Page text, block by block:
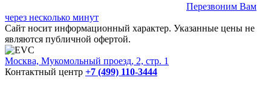
Перезвоним Вам
через несколько минут
Сайт носит информационный характер. Указанные цены не
являются публичной офертой.
Москва, Мукомольный проезд, 2, стр. 1
Контактный центр +7 (499) 110-3444